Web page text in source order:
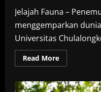
Jelajah Fauna –
menggemparkan
Universitas
Read MoreRead
more